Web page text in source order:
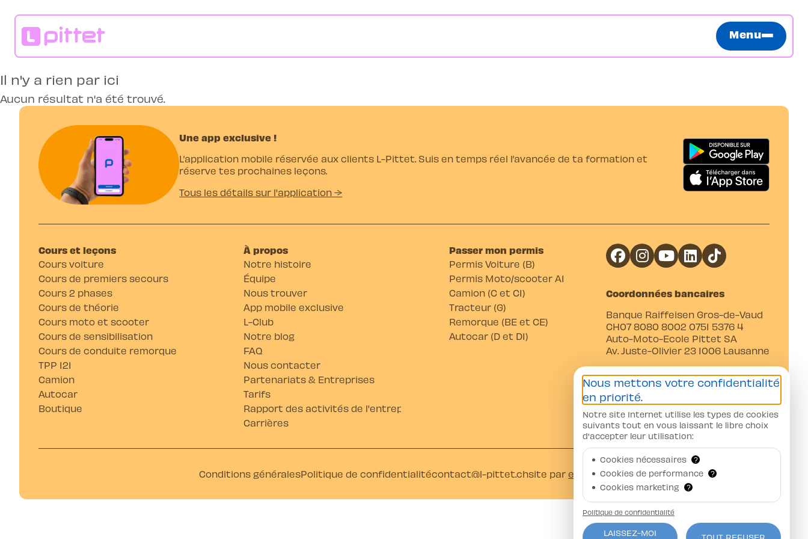
Menu
Il n'y a rien par ici
Aucun résultat n'a été trouvé.
Une app exclusive !
L’application mobile réservée aux clients L-Pittet. Suis en temps réel l’avancée de ta formation et
réserve tes prochaines leçons.
Tous les détails sur l'application →
Cours et leçons
Cours voiture
Cours de premiers secours
Cours 2 phases
Cours de théorie
Cours moto et scooter
Cours de sensibilisation
Cours de conduite remorque
TPP 121
Camion
Autocar
Boutique
À propos
Notre histoire
Équipe
Nous trouver
App mobile exclusive
L-Club
Notre blog
FAQ
Nous contacter
Partenariats & Entreprises
Tarifs
Rapport des activités de l'entreprise
Carrières
Passer mon permis
Permis Voiture (B)
Permis Moto/scooter A1
Camion (C et C1)
Tracteur (G)
Remorque (BE et CE)
Autocar (D et D1)
Coordonnées bancaires
Banque Raiffeisen Gros-de-Vaud
CH07 8080 8002 0751 5376 4
Auto-Moto-Ecole Pittet SA
Av. Juste-Olivier 23 1006 Lausanne
Conditions généralesPolitique de confidentialitécontact@l-pittet.chsite par ercos.ch
Nous mettons votre confidentialité
en priorité.
Notre site Internet utilise les types de cookies
suivants tout en vous laissant le libre choix
d'accepter leur utilisation:
Cookies nécessaires ?
Cookies de performance ?
Cookies marketing ?
Politique de confidentialité
LAISSEZ-MOI
TOUT REFUSER